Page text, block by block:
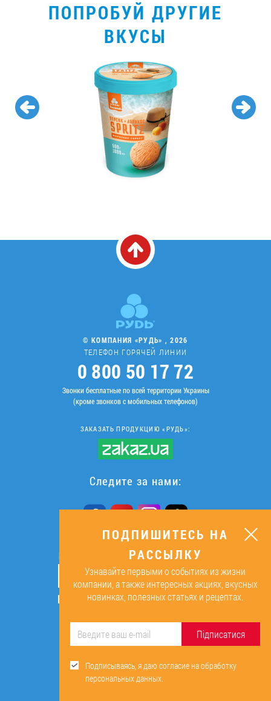
ПОПРОБУЙ ДРУГИЕ
ВКУСЫ
© КОМПАНИЯ «РУДЬ» , 2026
ТЕЛЕФОН ГОРЯЧЕЙ ЛИНИИ
0 800 50 17 72
Звонки бесплатные по всей территории Украины
(кроме звонков с мобильных телефонов)
ЗАКАЗАТЬ ПРОДУКЦИЮ «РУДЬ»:
Следите за нами:
ПОДПИШИТЕСЬ НА РАССЫЛКУ
ОК
Подписываясь, я даю согласие на
ПОДПИШИТЕСЬ НА
РАССЫЛКУ
Узнавайте первыми о событиях из жизни
компании, а также интересных акциях, вкусных
новинках, полезных статьях и рецептах.
Підписатися
Подписываясь, я даю согласие на обработку
персональных данных.